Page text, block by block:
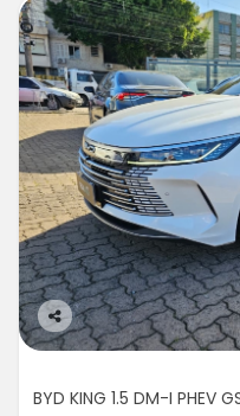
Co
rtil
BYD KING 1.5 DM-I PHEV